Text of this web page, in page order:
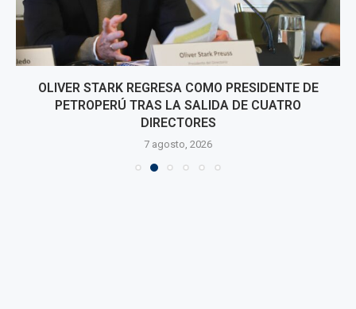
OLIVER STARK REGRESA COMO PRESIDENTE DE
PETROPERÚ TRAS LA SALIDA DE CUATRO
DIRECTORES
7 agosto, 2026